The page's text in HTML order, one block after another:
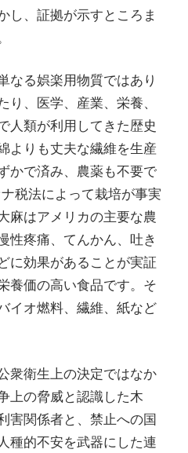
し、証拠が示すところま
なる娯楽用物質ではあり
、医学、産業、栄養、
人類が利用してきた歴史
よりも丈夫な繊維を生産
かで済み、農薬も不要で
税法によって栽培が事実
麻はアメリカの主要な農
性疼痛、てんかん、吐き
に効果があることが実証
養価の高い食品です。そ
イオ燃料、繊維、紙など
衆衛生上の決定ではなか
上の脅威と認識した木
害関係者と、禁止への国
種的不安を武器にした連